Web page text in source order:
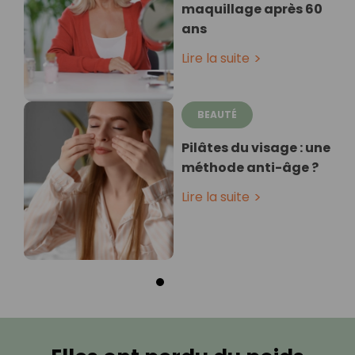
maquillage après 60
ans
Lire la suite
BEAUTÉ
Pilâtes du visage : une
méthode anti-âge ?
Lire la suite